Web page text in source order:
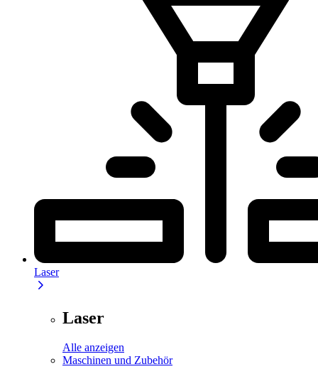
Laser
Laser
Alle anzeigen
Maschinen und Zubehör